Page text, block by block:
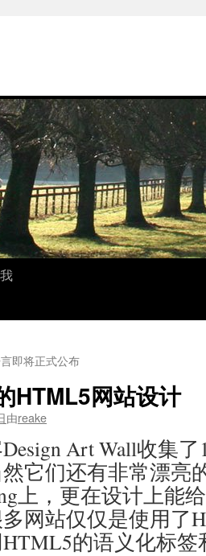
即将正式公布
HTML5网站设计
由reake
Art Wall收集
它们还有非常漂亮
上，更在设计上能
网站仅仅是使用了
的语义化标